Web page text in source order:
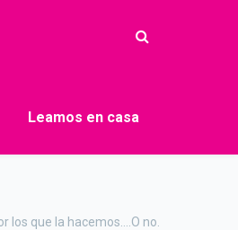
Leamos en casa
los que la hacemos….O no.